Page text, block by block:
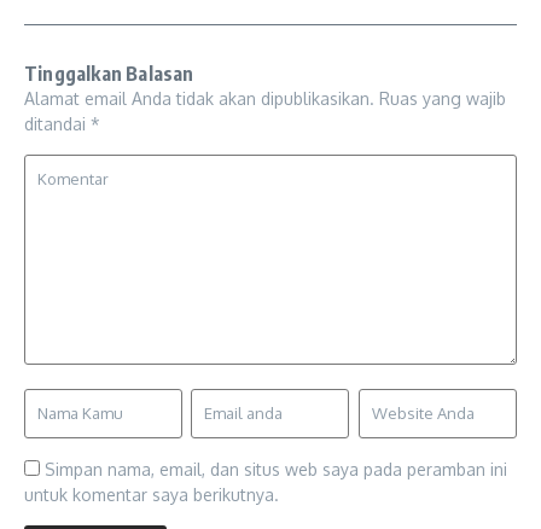
Tinggalkan Balasan
Alamat email Anda tidak akan dipublikasikan. Ruas yang wajib
ditandai *
Simpan nama, email, dan situs web saya pada peramban ini
untuk komentar saya berikutnya.